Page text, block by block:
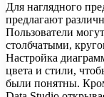
Для наглядного
предлагают
Пользователи
столбчатыми,
Настройка
цвета и стили,
были понятны.